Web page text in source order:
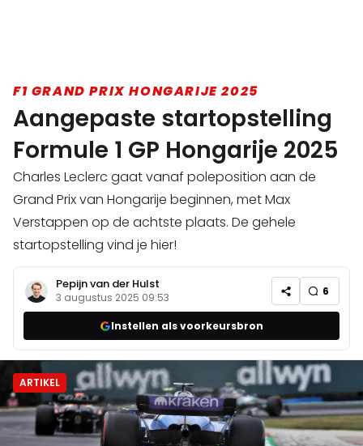
F1 GRAND PRIX HONGARIJE 2025
Aangepaste startopstelling
Formule 1 GP Hongarije 2025
Charles Leclerc gaat vanaf poleposition aan de
Grand Prix van Hongarije beginnen, met Max
Verstappen op de achtste plaats. De gehele
startopstelling vind je hier!
Pepijn van der Hulst
3 augustus 2025 09:53 6
Instellen als voorkeursbron
ARTIKEL